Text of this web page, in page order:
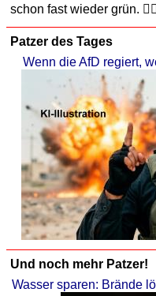
schon fast wieder grün. 🤷‍♀️
Patzer des Tages
Wenn die AfD regiert,
Und noch mehr Patzer!
Wasser sparen: Brände